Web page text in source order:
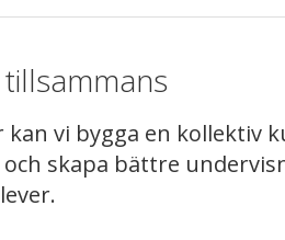
vi bygga en kollektiv
skapa bättre